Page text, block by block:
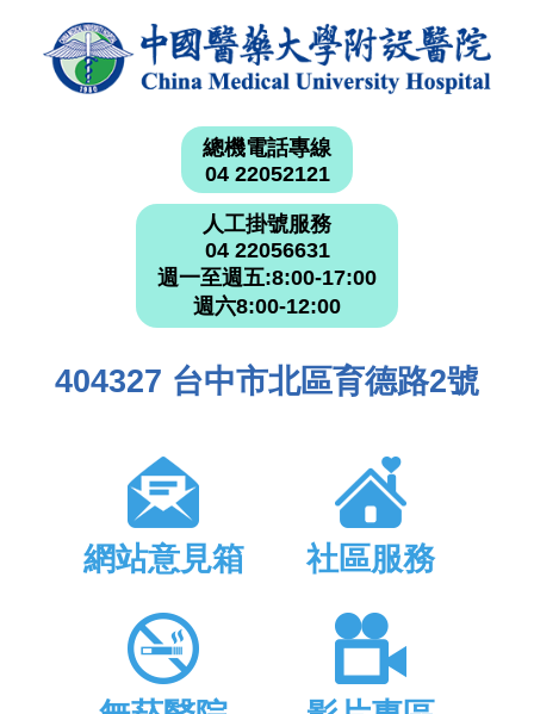
總機電話專線
04 22052121
人工掛號服務
04 22056631
週一至週五:8:00-17:00
週六8:00-12:00
404327 台中市北區育德路2號
網站意見箱 社區服務